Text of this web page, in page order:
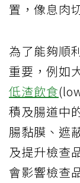
置，像息肉
為了能夠順
重要，例如
低渣飲食
積及腸道中
腸黏膜、遮
及提升檢查
會影響檢查